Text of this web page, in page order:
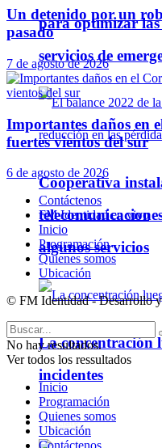
para optimizar las
servicios de
Cooperativa
algunos servicios
La concentración
incidentes
Policiales
Un detenido por un
pasado
7 de agosto de 2026
Importantes daños en
fuertes vientos del sur
6 de agosto de 2026
Contáctenos
FM Identidad en vivo
Inicio
Programación
Quienes somos
Ubicación
© FM Identidad - Desarrollo
No hay resultados.
Ver todos los ressultados
Inicio
Programación
Quienes somos
Ubicación